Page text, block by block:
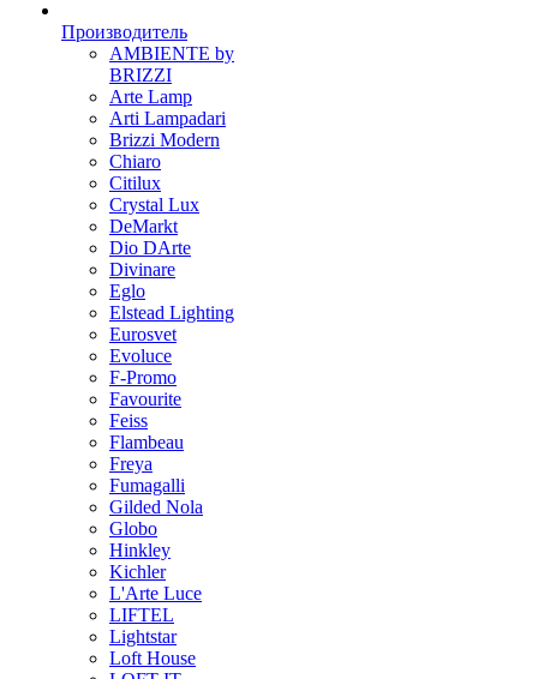
Производитель
AMBIENTE by
BRIZZI
Arte Lamp
Arti Lampadari
Brizzi Modern
Chiaro
Citilux
Crystal Lux
DeMarkt
Dio DArte
Divinare
Eglo
Elstead Lighting
Eurosvet
Evoluce
F-Promo
Favourite
Feiss
Flambeau
Freya
Fumagalli
Gilded Nola
Globo
Hinkley
Kichler
L'Arte Luce
LIFTEL
Lightstar
Loft House